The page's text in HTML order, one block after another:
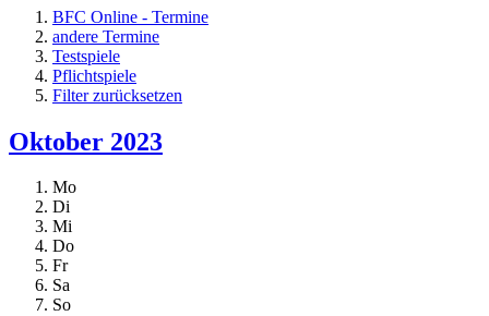
BFC Online - Termine
andere Termine
Testspiele
Pflichtspiele
Filter zurücksetzen
Oktober 2023
Mo
Di
Mi
Do
Fr
Sa
So